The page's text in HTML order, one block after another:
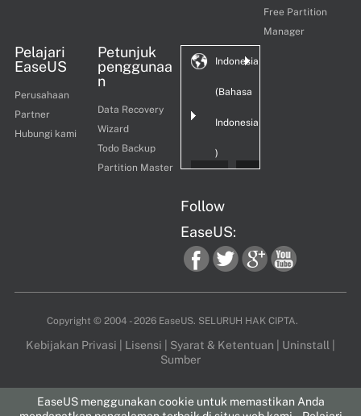
Free Partition
Manager
Pelajari
EaseUS
Perusahaan
Partner
Hubungi kami
Petunjuk
penggunaa
n
Data Recovery
Wizard
Todo Backup
Partition Master
Indonesia
(Bahasa
Indonesia
)
Follow
EaseUS:
fac
ebo
twi
tter
goo
gle
you
tub
Copyright © 2004 - 2026 EaseUS. SELURUH HAK CIPTA.
Kebijakan Privasi Lisensi Syarat & Ketentuan Uninstall
Sumber
EaseUS menggunakan cookie untuk memastikan Anda